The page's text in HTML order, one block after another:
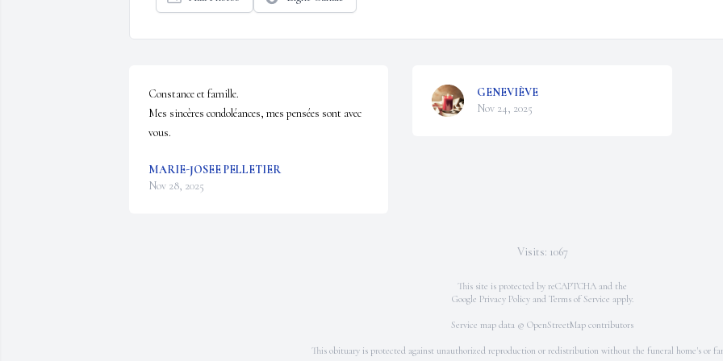
Constance et famille.
Mes sincères condoléances, mes pensées sont avec
vous.
MARIE-JOSEE PELLETIER
Nov 28, 2025
GENEVIÈVE
Nov 24, 2025
Visits: 1067
This site is protected by reCAPTCHA and the
Google Privacy Policyand Terms of Service apply.
Service map data © OpenStreetMap contributors
This obituary is protected against unauthorized reproduction or redistribution without the funeral home's or